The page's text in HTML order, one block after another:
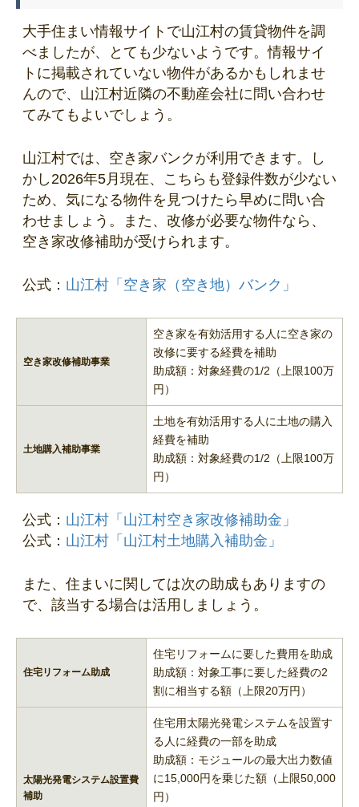
大手住まい情報サイトで山江村の賃貸物件を調
べましたが、とても少ないようです。情報サイ
トに掲載されていない物件があるかもしれませ
んので、山江村近隣の不動産会社に問い合わせ
てみてもよいでしょう。
山江村では、空き家バンクが利用できます。し
かし2026年5月現在、こちらも登録件数が少ない
ため、気になる物件を見つけたら早めに問い合
わせましょう。また、改修が必要な物件なら、
空き家改修補助が受けられます。
公式： 山江村「空き家（空き地）バンク」
空き家改修補助事業
空き家を有効活用する人に空き家の
改修に要する経費を補助
助成額：対象経費の1/2（上限100万
円）
土地購入補助事業
土地を有効活用する人に土地の購入
経費を補助
助成額：対象経費の1/2（上限100万
円）
公式： 山江村「山江村空き家改修補助金」
公式： 山江村「山江村土地購入補助金」
また、住まいに関しては次の助成もありますの
で、該当する場合は活用しましょう。
住宅リフォーム助成
住宅リフォームに要した費用を助成
助成額：対象工事に要した経費の2
割に相当する額（上限20万円）
太陽光発電システム設置費
補助
住宅用太陽光発電システムを設置す
る人に経費の一部を助成
助成額：モジュールの最大出力数値
に15,000円を乗じた額（上限50,000
円）